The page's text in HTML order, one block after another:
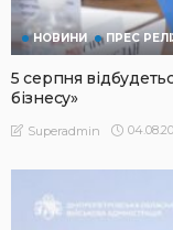
НОВИНИ ПРЕС
5 серпня
бізнесу»
Superadmin